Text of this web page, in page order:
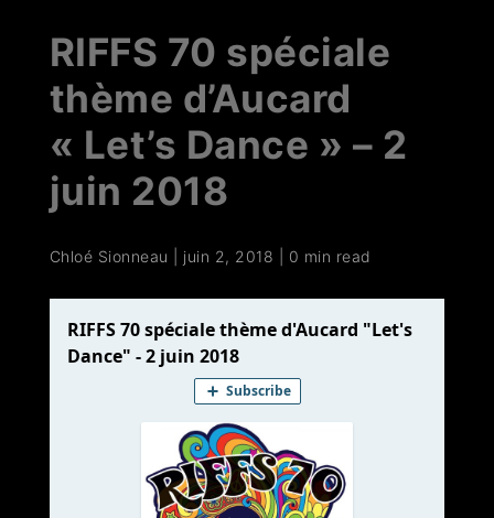
RIFFS 70 spéciale
thème d’Aucard
« Let’s Dance » – 2
juin 2018
Chloé Sionneau juin 2, 2018 0 min read